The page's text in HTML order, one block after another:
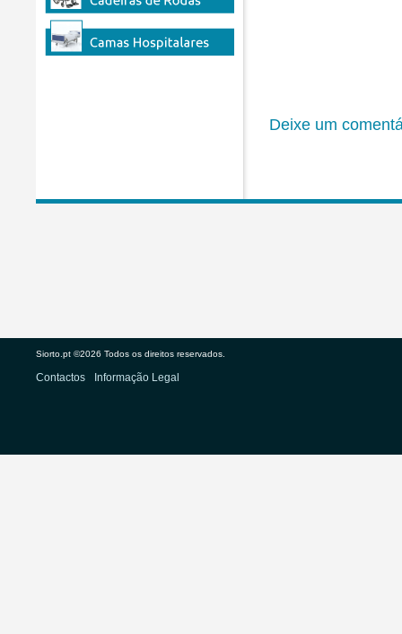
Deixe um
Siorto.pt ©2026 Todos os direitos reservados.
Contactos Informação Legal